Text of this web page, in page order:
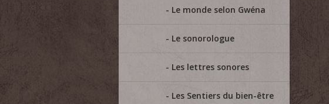
Le monde selon Gwéna
Le sonorologue
Les lettres sonores
Les Sentiers du bien-être